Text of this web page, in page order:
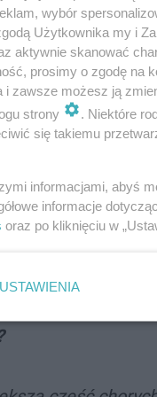
pomnożyć
Szpital
- podobnie
roku.
ułamek
oddziałach
wywołanej
wybór
Użytkownika my i
aktywnie skanować
prosimy o zgodę na
i zawsze możesz ją
strony
. Niektóre
się takiemu
informacjami, abyś
informacje
oraz po kliknięciu w
USTAWIENIA